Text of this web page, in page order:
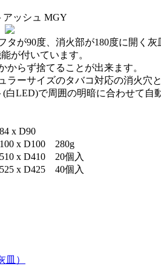
ッシュ MGY
タが90度、消火部が180度に開く灰
が付いています。
からず捨てることが出来ます。
ラーサイズのタバコ対応の消火穴
白LED)で周囲の明暗に合わせて自
x D90
x D100 280g
x D410 20個入
x D425 40個入
皿）